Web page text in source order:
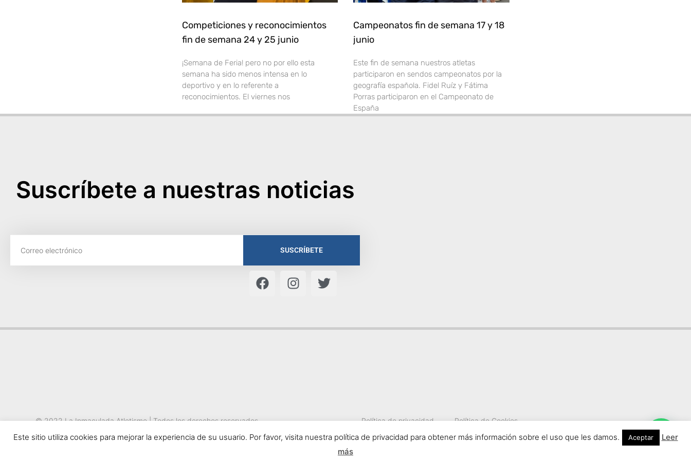
Competiciones y reconocimientos
fin de semana 24 y 25 junio
¡Semana de Feria! pero no por ello esta
semana ha sido menos intensa en lo
deportivo y en lo referente a
reconocimientos. El viernes nos
Campeonatos fin de semana 17 y 18
junio
Este fin de semana nuestros atletas
participaron en sendos campeonatos por la
geografía española. Fidel Ruíz y Fátima
Porras participaron en el Campeonato de
España
Suscríbete a nuestras noticias
SUSCRÍBETE
© 2022 La Inmaculada Atletismo | Todos los derechos reservados Política de privacidad Política de Cookies
Este sitio utiliza cookies para mejorar la experiencia de su usuario. Por favor, visita nuestra política de privacidad para obtener más información sobre el uso que les damos. Aceptar
Leer
más